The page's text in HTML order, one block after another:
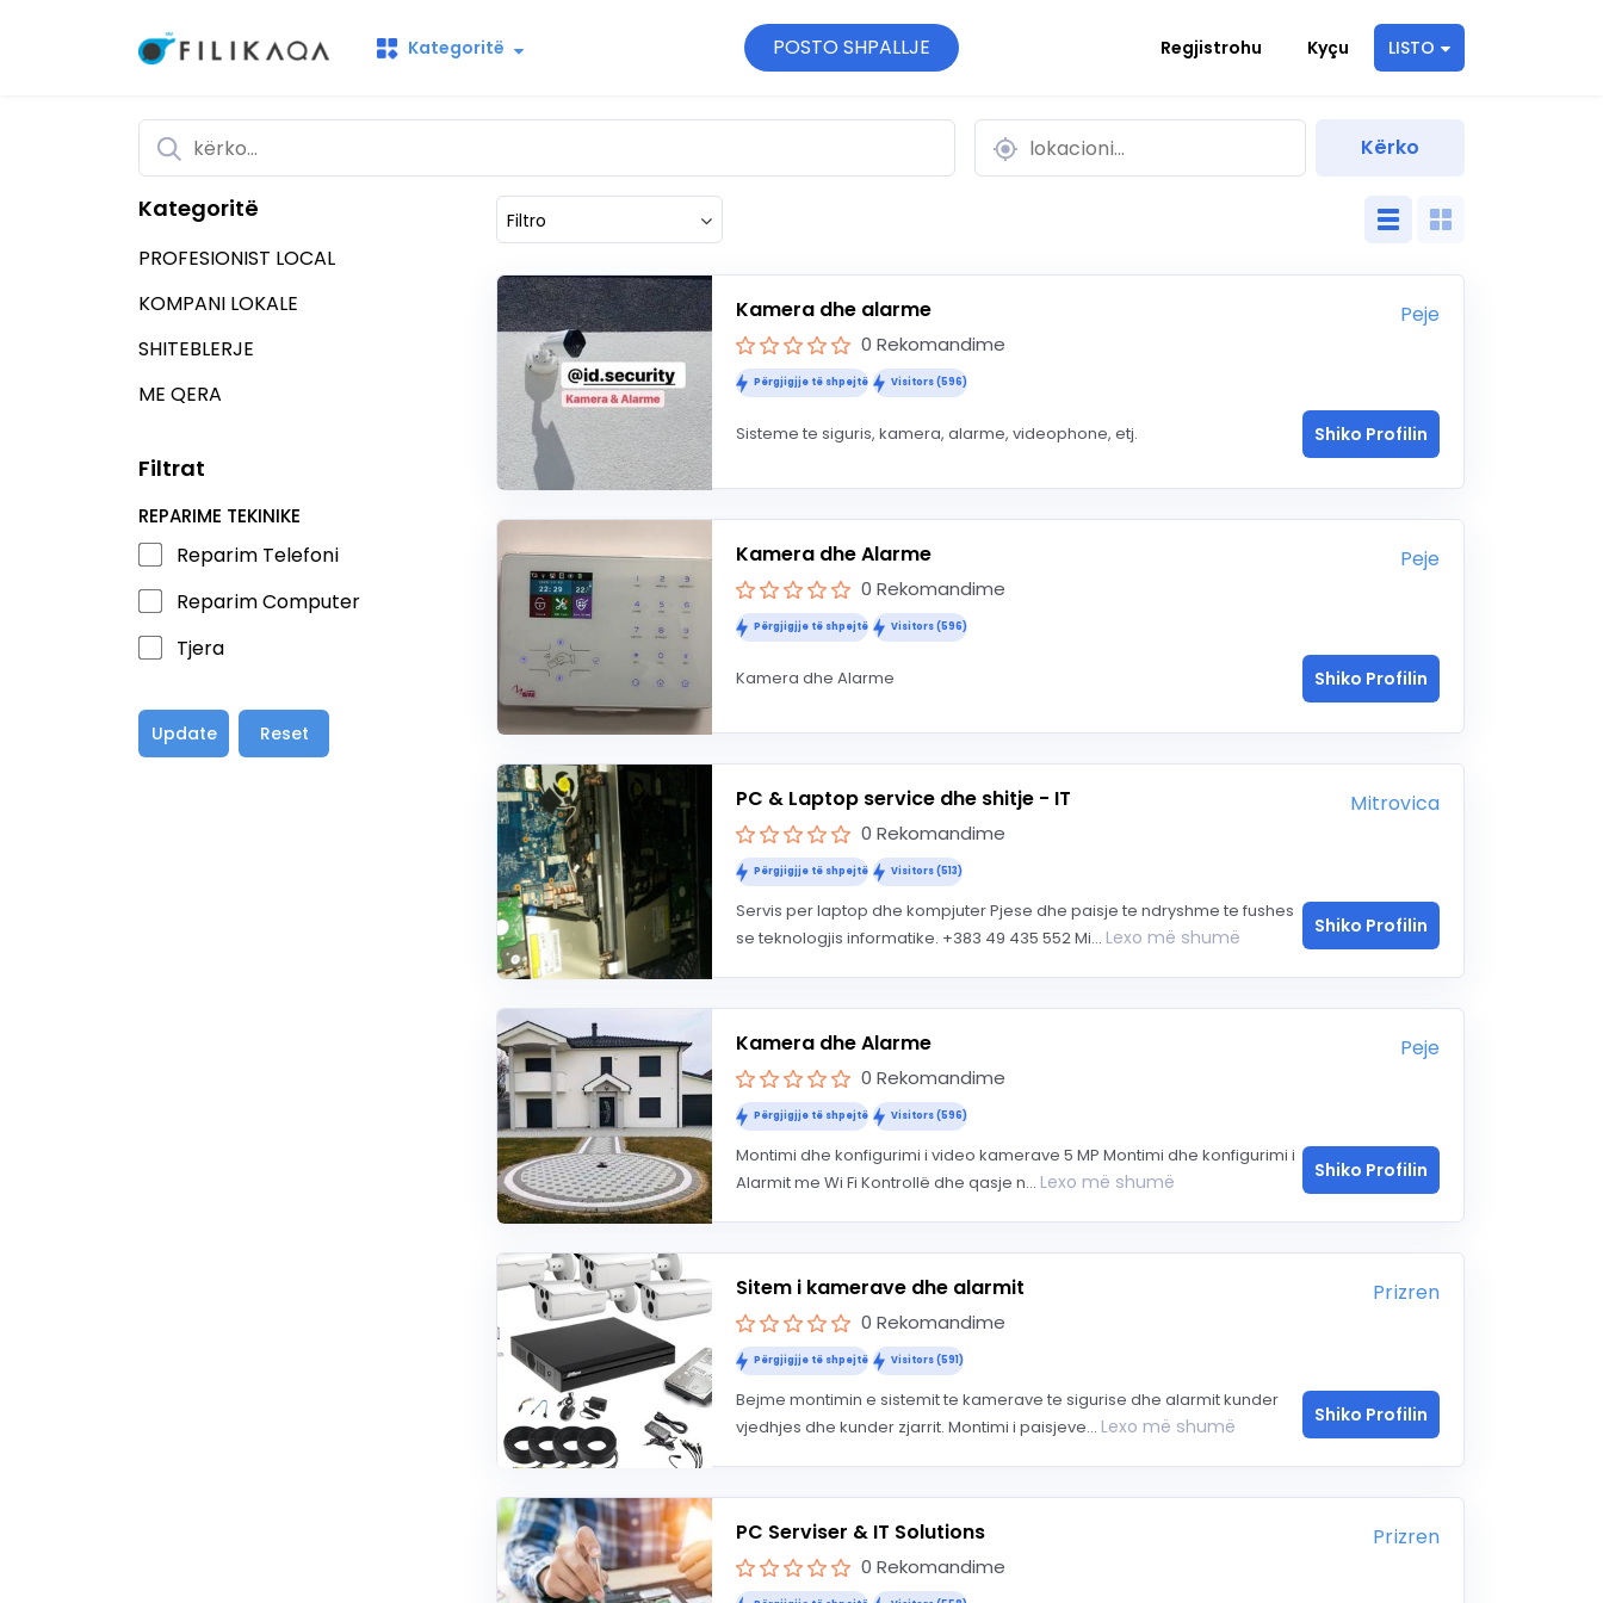
Kategoritë POSTO SHPALLJE Regjistrohu Kyçu LISTO
Kategoritë
PROFESIONIST LOCAL
KOMPANI LOKALE
SHITEBLERJE
ME QERA
Filtrat
REPARIME TEKINIKE
Reparim Telefoni
Reparim Computer
Tjera
Update
Reset
Filtro
Kamera dhe alarme Peje
0 Rekomandime
Përgjigjje të shpejtë Visitors (596)
Sisteme te siguris, kamera, alarme, videophone, etj. Shiko Profilin
Kamera dhe Alarme Peje
0 Rekomandime
Përgjigjje të shpejtë Visitors (596)
Kamera dhe Alarme Shiko Profilin
PC & Laptop service dhe shitje - IT Mitrovica
0 Rekomandime
Përgjigjje të shpejtë Visitors (513)
Servis per laptop dhe kompjuter Pjese dhe paisje te ndryshme te fushes
se teknologjis informatike. +383 49 435 552 Mi... Lexo më shumë Shiko Profilin
Kamera dhe Alarme Peje
0 Rekomandime
Përgjigjje të shpejtë Visitors (596)
Montimi dhe konfigurimi i video kamerave 5 MP Montimi dhe konfigurimi i
Alarmit me Wi Fi Kontrollë dhe qasje n... Lexo më shumë Shiko Profilin
Sitem i kamerave dhe alarmit Prizren
0 Rekomandime
Përgjigjje të shpejtë Visitors (591)
Bejme montimin e sistemit te kamerave te sigurise dhe alarmit kunder
vjedhjes dhe kunder zjarrit. Montimi i paisjeve... Lexo më shumë Shiko Profilin
PC Serviser & IT Solutions Prizren
0 Rekomandime